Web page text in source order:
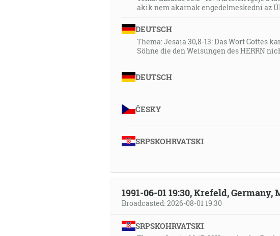
akik nem akarnak engedelmeskedni az
DEUTSCH
Thema: Jesaia 30,8-13: Das Wort Gottes
Söhne die den Weisungen des HERRN
DEUTSCH
ČESKY
SRPSKOHRVATSKI
1991-06-01 19:30, Krefeld,
Broadcasted: 2026-08-01 19:30
SRPSKOHRVATSKI